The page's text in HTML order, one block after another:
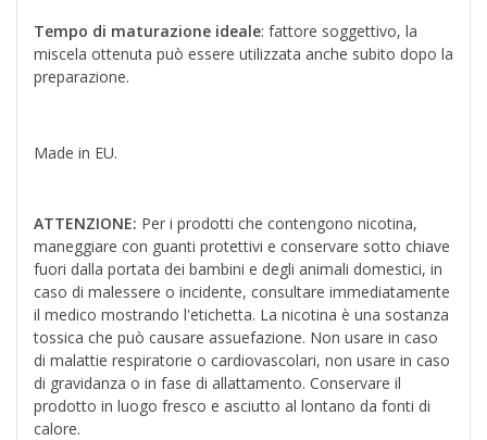
Tempo di maturazione ideale: fattore soggettivo, la
miscela ottenuta può essere utilizzata anche subito dopo la
preparazione.
Made in EU.
ATTENZIONE: Per i prodotti che contengono nicotina,
maneggiare con guanti protettivi e conservare sotto chiave
fuori dalla portata dei bambini e degli animali domestici, in
caso di malessere o incidente, consultare immediatamente
il medico mostrando l'etichetta. La nicotina è una sostanza
tossica che può causare assuefazione. Non usare in caso
di malattie respiratorie o cardiovascolari, non usare in caso
di gravidanza o in fase di allattamento. Conservare il
prodotto in luogo fresco e asciutto al lontano da fonti di
calore.